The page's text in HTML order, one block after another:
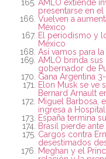
AMLO extiende
presentarse en
Vuelven a
México
El periodismo y
México
Así vamos para
AMLO brinda
gobernador de
Gana Argentina
Elon Musk se ve
Bernard Arnault
Miguel Barbosa,
ingresa a Hospital
España termina
Brasil pierde ante
Cargos contra
desestimados
Meghan y el